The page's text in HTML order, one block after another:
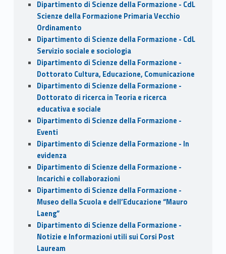
Dipartimento di Scienze della Formazione - CdL
Scienze della Formazione Primaria Vecchio
Ordinamento
Dipartimento di Scienze della Formazione - CdL
Servizio sociale e sociologia
Dipartimento di Scienze della Formazione -
Dottorato Cultura, Educazione, Comunicazione
Dipartimento di Scienze della Formazione -
Dottorato di ricerca in Teoria e ricerca
educativa e sociale
Dipartimento di Scienze della Formazione -
Eventi
Dipartimento di Scienze della Formazione - In
evidenza
Dipartimento di Scienze della Formazione -
Incarichi e collaborazioni
Dipartimento di Scienze della Formazione -
Museo della Scuola e dell’Educazione “Mauro
Laeng”
Dipartimento di Scienze della Formazione -
Notizie e Informazioni utili sui Corsi Post
Lauream